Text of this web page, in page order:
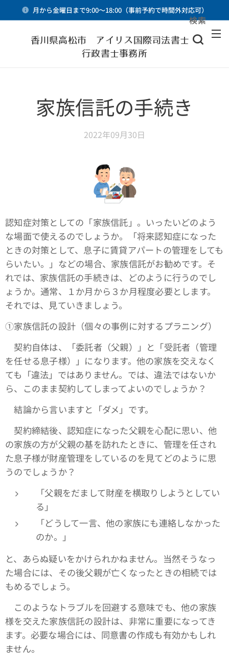
月から金曜日まで9:00～18:00（事前予約で時間外対応可）
香川県高松市 アイリス国際司法書士・
行政書士事務所
検索
家族信託の手続き
2022年09月30日
認知症対策としての「家族信託」。いったいどのよう
な場面で使えるのでしょうか。「将来認知症になった
ときの対策として、息子に賃貸アパートの管理をしても
らいたい。」などの場合、家族信託がお勧めです。そ
れでは、家族信託の手続きは、どのように行うのでし
ょうか。通常、１か月から３か月程度必要とします。
それでは、見ていきましょう。
①家族信託の設計（個々の事例に対するプラニング）
契約自体は、「委託者（父親）」と「受託者（管理
を任せる息子様）」になります。他の家族を交えなく
ても「違法」ではありません。では、違法ではないか
ら、このまま契約してしまってよいのでしょうか？
結論から言いますと「ダメ」です。
契約締結後、認知症になった父親を心配に思い、他
の家族の方が父親の基を訪れたときに、管理を任され
た息子様が財産管理をしているのを見てどのように思
うのでしょうか？
「父親をだまして財産を横取りしようとしてい
る」
「どうして一言、他の家族にも連絡しなかった
のか。」
と、あらぬ疑いをかけられかねません。当然そうなっ
た場合には、その後父親が亡くなったときの相続では
もめるでしょう。
このようなトラブルを回避する意味でも、他の家族
様を交えた家族信託の設計は、非常に重要になってき
ます。必要な場合には、同意書の作成も有効かもしれ
ません。